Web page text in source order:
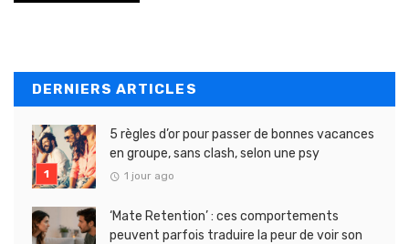
DERNIERS ARTICLES
5 règles d’or pour passer de bonnes vacances
en groupe, sans clash, selon une psy
1 jour ago
‘Mate Retention’ : ces comportements
peuvent parfois traduire la peur de voir son